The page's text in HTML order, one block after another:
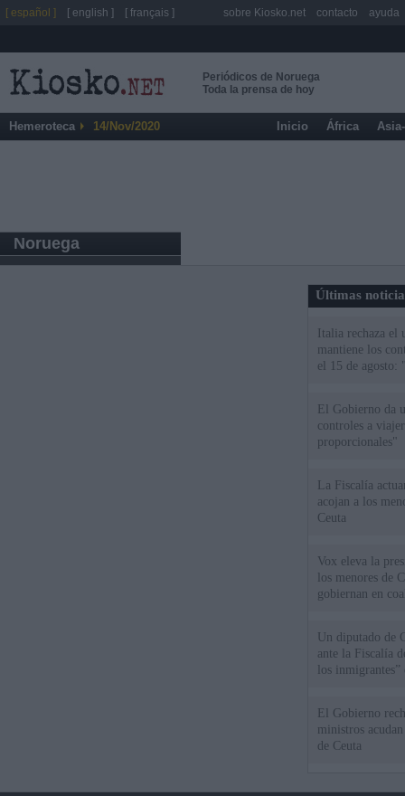
Periódicos de Noruega
Toda la prensa de hoy
Hemeroteca 14/Nov/2020 Inicio África
Noruega
Últimas
Italia rechaza
mantiene los
el 15 de agosto:
El Gobierno da
controles a
proporcionales"
La Fiscalía
acojan a los
Ceuta
Vox eleva la
los menores de
gobiernan en
Un diputado de
ante la Fiscalía
los inmigrantes”
El Gobierno
ministros
de Ceuta
[ español ] [ english ] [ français ] sobre Kiosko.net contacto ayuda